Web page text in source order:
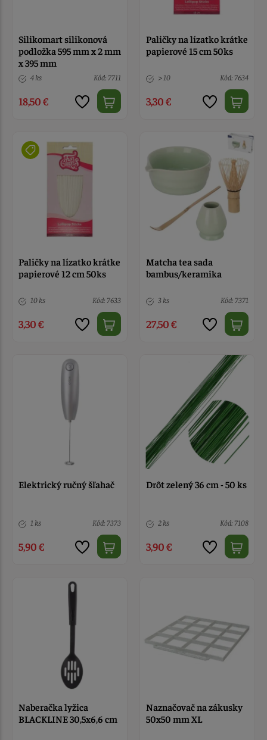
Silikomart silikonová
podložka 595 mm x 2 mm
x 395 mm
4 ks Kód: 7711
18,50 €
Paličky na lízatko krátke
papierové 15 cm 50ks
> 10 Kód: 7634
3,30 €
Paličky na lízatko krátke
papierové 12 cm 50ks
10 ks Kód: 7633
3,30 €
Matcha tea sada
bambus/keramika
3 ks Kód: 7371
27,50 €
Elektrický ručný šľahač
1 ks Kód: 7373
5,90 €
Drôt zelený 36 cm - 50 ks
2 ks Kód: 7108
3,90 €
Naberačka lyžica
BLACKLINE 30,5x6,6 cm
Naznačovač na zákusky
50x50 mm XL